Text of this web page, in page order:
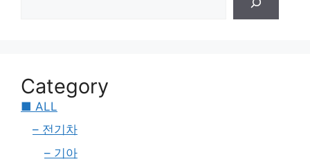
Category
■ ALL
– 전기차
– 기아